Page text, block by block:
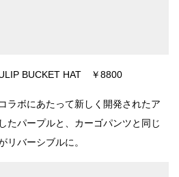
BUCKET HAT ￥8800
ラボにあたって新しく開発されたア
たパープルと、カーゴパンツと同じ
リバーシブルに。